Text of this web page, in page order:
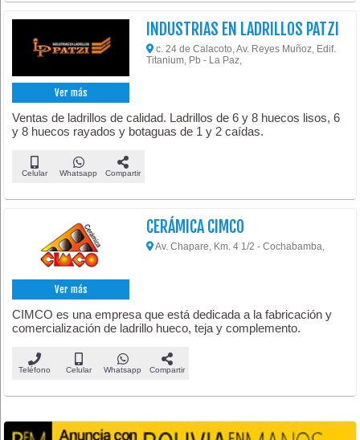
Ver más
INDUSTRIAS EN LADRILLOS PATZI
c. 24 de Calacoto, Av. Reyes Muñoz, Edif.
Titanium, Pb - La Paz,
Ventas de ladrillos de calidad. Ladrillos de 6 y 8 huecos lisos, 6
y 8 huecos rayados y botaguas de 1 y 2 caídas.
Celular Whatsapp Compartir
Ver más
CERÁMICA CIMCO
Av. Chapare, Km. 4 1/2 - Cochabamba,
CIMCO es una empresa que está dedicada a la fabricación y
comercialización de ladrillo hueco, teja y complemento.
Teléfono Celular Whatsapp Compartir